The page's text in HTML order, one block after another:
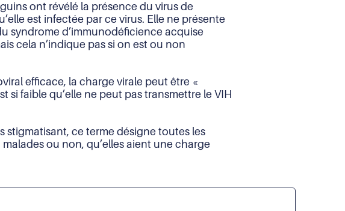
ont révélé la présence du virus de
est infectée par ce virus. Elle ne présente
syndrome d’immunodéficience acquise
cela n’indique pas si on est ou non
efficace, la charge virale peut être «
faible qu’elle ne peut pas transmettre le VIH
stigmatisant, ce terme désigne toutes les
ou non, qu’elles aient une charge